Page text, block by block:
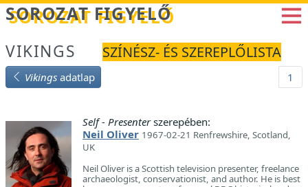
Betöltés...
SOROZAT FIGYELŐ
VIKINGS SZÍNÉSZ- ÉS SZEREPLŐLISTA
Vikings adatlap 1
Self - Presenterszerepében:
Neil Oliver 1967-02-21 Renfrewshire, Scotland,
UK
Neil Oliver is a Scottish television presenter, freelance
archaeologist, conservationist, and author. He is best